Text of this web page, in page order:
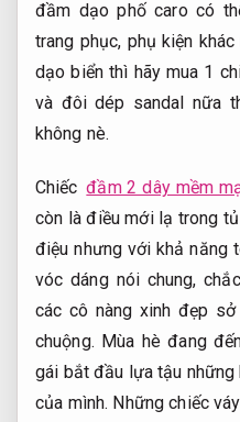
đầm dạo phố caro có
trang phục, phụ kiện
dạo biển thì hãy mua 1
và đôi dép sandal nữa
không nè.
Chiếc đầm 2 dây mềm
còn là điều mới lạ trong
điệu nhưng với khả năng
vóc dáng nói chung,
các cô nàng xinh đẹp
chuộng. Mùa hè đang
gái bắt đầu lựa tậu
của mình. Những chiếc